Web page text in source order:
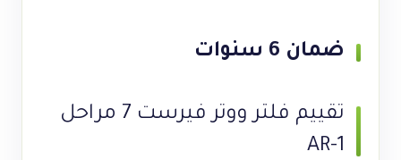
ضمان 6 سنوات
تقييم فلتر ووتر فيرست 7 مراحل
AR-1